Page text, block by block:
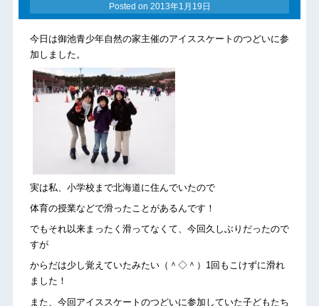
Posted on 2013年1月19日
今日は御池青少年自然の家主催のアイススケートのつどいに参
加しました。
実は私、小学校まで北海道に住んでいたので
体育の授業などで滑ったことがあるんです！
でもそれ以来まったく滑ってなくて、今回久しぶりだったので
すが
からだは少し覚えていたみたい（＾◇＾）1回もこけずに滑れ
ました！
また、今回アイススケートのつどいに参加していた子どもたち